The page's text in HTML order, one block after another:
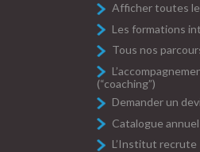
Afficher toutes
Les formations
Tous nos
(“coaching”)
Demander un
Catalogue annuel
L’Institut recrute